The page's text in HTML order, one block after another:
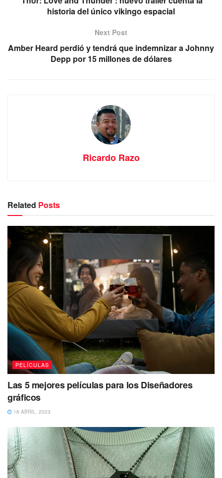
historia del único vikingo espacial
Next Post
Amber Heard perdió y tendrá que indemnizar a Johnny
Depp por 15 millones de dólares
Ricardo Razo
Related Posts
PELÍCULAS
Las 5 mejores películas para los Diseñadores
gráficos
18 ABRIL, 2023